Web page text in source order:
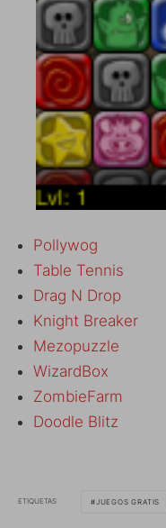
Pollywog
Table Tennis
Drag N Drop
Knight Breaker
Mezopuzzle
WizardBox
ZombieFarm
Doodle Blitz
ETIQUETAS JUEGOS GRATIS